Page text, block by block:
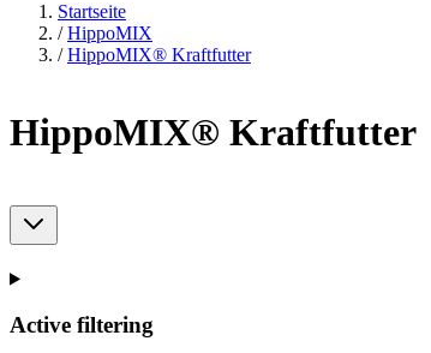
Startseite
/ HippoMIX
/ HippoMIX® Kraftfutter
HippoMIX® Kraftfutter
Active filtering